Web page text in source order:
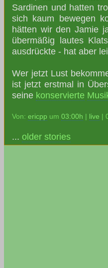
Sardinen und hatten
sich kaum bewegen
hätten wir den Jamie
übermäßig lautes
ausdrückte - hat aber
Wer jetzt Lust
ist jetzt erstmal in
seine konservierte
Von: ericpp um 03:00h live |
... older stories